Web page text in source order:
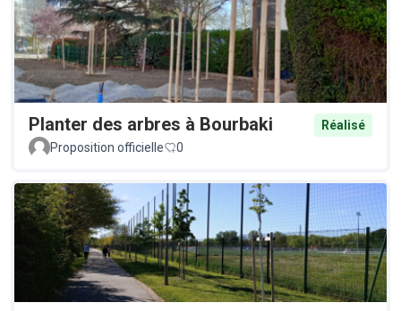
Planter des arbres à Bourbaki
Réalisé
Proposition officielle
0